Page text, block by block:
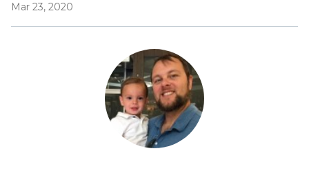
Mar 23, 2020